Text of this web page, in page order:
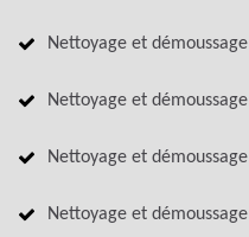
Nettoyage et
Nettoyage et
Nettoyage et
Nettoyage et